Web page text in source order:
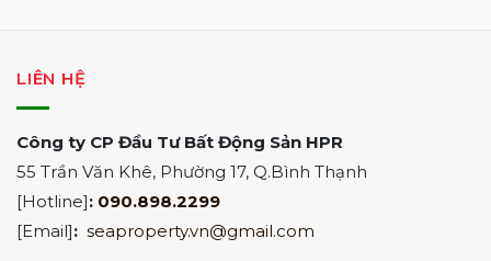
LIÊN HỆ
Công ty CP Đầu Tư Bất Động Sản HPR
55 Trần Văn Khê, Phường 17, Q.Bình Thạnh
[Hotline]: 090.898.2299
[Email]: seaproperty.vn@gmail.com